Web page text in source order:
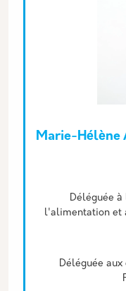
Marie-Hélène
Déléguée
l'alimentation et
Déléguée